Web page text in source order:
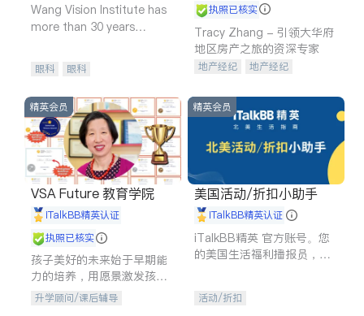
Wang Vision Institute has
more than 30 years
眼科 眼科
执照已核实
Tracy Zhang - 引领大华府
地区房产之旅的资深专家
地产经纪
地产经纪
商铺租售
精英会员
VSA Future 教育学院
iTalkBB精英认证
执照已核实
孩子美好的未来始于早期能
力的培养，用愿景激发孩子
的学习潜力和动力。理念：
升学顾问/课后辅导
精英会员
美国活动/折扣小助手
iTalkBB精英认证
iTalkBB精英 官方账号。您
的美国生活福利播报员，精
专属福利。
活动/折扣